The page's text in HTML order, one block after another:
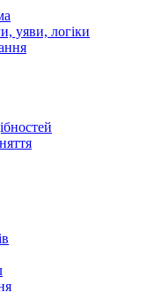
уяви, логіки